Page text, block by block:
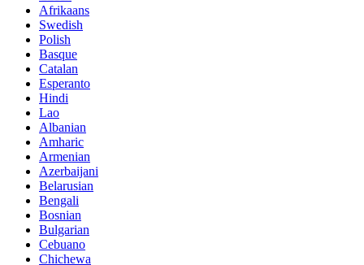
Afrikaans
Swedish
Polish
Basque
Catalan
Esperanto
Hindi
Lao
Albanian
Amharic
Armenian
Azerbaijani
Belarusian
Bengali
Bosnian
Bulgarian
Cebuano
Chichewa